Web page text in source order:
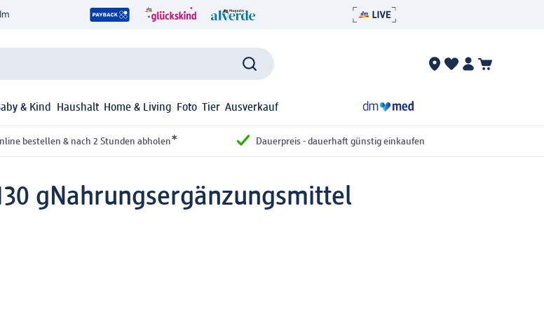
& Kind Haushalt Home & Living Foto Tier Ausverkauf
bestellen & nach 2 Stunden abholen* Dauerpreis - dauerhaft günstig einkaufen
gNahrungsergänzungsmittel